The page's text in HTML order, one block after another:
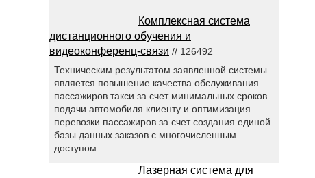
Комплексная система
дистанционного обучения и
видеоконференц-связи // 126492
Техническим результатом заявленной системы
является повышение качества обслуживания
пассажиров такси за счет минимальных сроков
подачи автомобиля клиенту и оптимизация
перевозки пассажиров за счет создания единой
базы данных заказов с многочисленным
доступом
Лазерная система для